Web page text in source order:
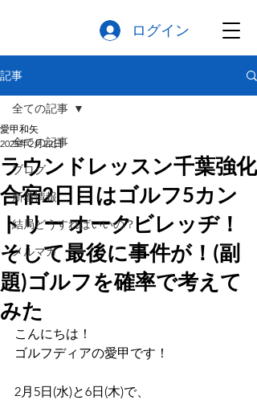
ログイン
記事
全ての記事
ブログ
新着情報
結局どうすればいいの？
メルマガ
全ての記事
ラウンドレッスン千葉強化
合宿2日目はゴルフ5カン
トリー オークビレッヂ！
そして最後に事件が！(副
題)ゴルフを確率で考えて
みた
愛甲和矢
2025年2月22日
こんにちは！
ゴルフディアの愛甲です！
2月5日(水)と6日(木)で、